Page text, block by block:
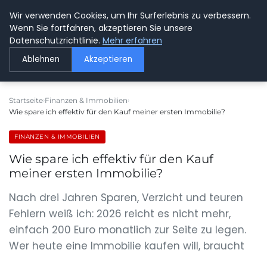
GETOESE IN MOESE
Startseite Finanzen & Immobilien
Wie spare ich effektiv für den Kauf meiner ersten Immobilie?
FINANZEN & IMMOBILIEN
Wie spare ich effektiv für den Kauf
meiner ersten Immobilie?
Nach drei Jahren Sparen, Verzicht und teuren
Fehlern weiß ich: 2026 reicht es nicht mehr,
einfach 200 Euro monatlich zur Seite zu legen.
Wer heute eine Immobilie kaufen will, braucht
Wir verwenden Cookies, um Ihr Surferlebnis zu verbessern.
Wenn Sie fortfahren, akzeptieren Sie unsere
Datenschutzrichtlinie. Mehr erfahren
Ablehnen Akzeptieren